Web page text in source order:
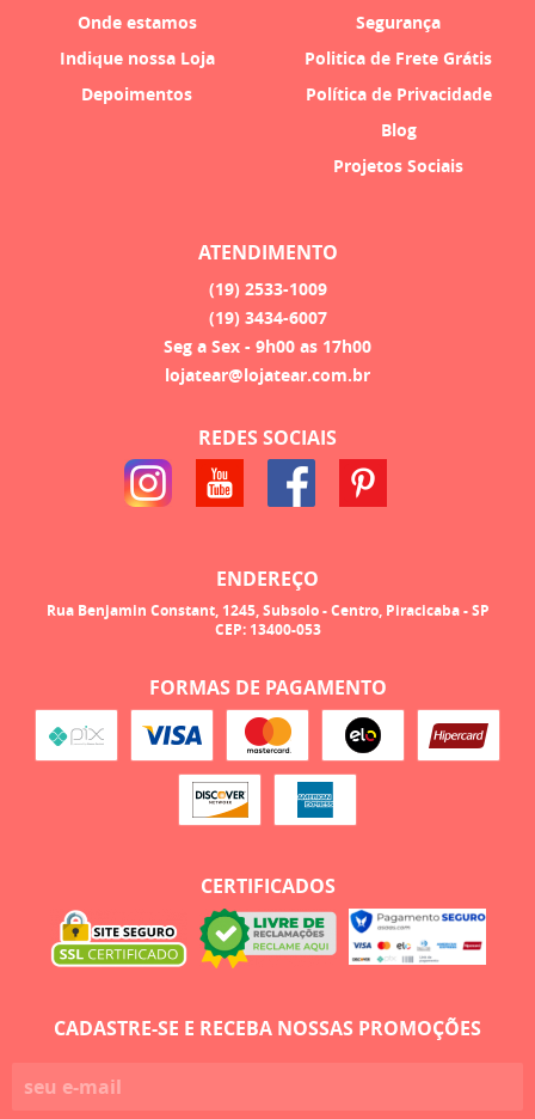
Onde estamos
Indique nossa Loja
Depoimentos
Segurança
Politica de Frete Grátis
Política de Privacidade
Blog
Projetos Sociais
ATENDIMENTO
(19) 2533-1009
(19) 3434-6007
Seg a Sex - 9h00 as 17h00
lojatear@lojatear.com.br
REDES SOCIAIS
ENDEREÇO
Rua Benjamin Constant, 1245, Subsolo-Centro, Piracicaba-SP
CEP: 13400-053
FORMAS DE PAGAMENTO
CERTIFICADOS
CADASTRE-SE E RECEBA NOSSAS PROMOÇÕES